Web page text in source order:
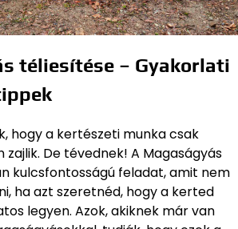
téliesítése – Gyakorlati
hogy a kertészeti munka csak
zajlik. De tévednek! A Magaságyás
kulcsfontosságú feladat, amit nem
ha azt szeretnéd, hogy a kerted
legyen. Azok, akiknek már van